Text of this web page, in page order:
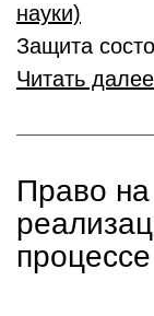
науки)
Защита
Читать далее
Право на
процессе